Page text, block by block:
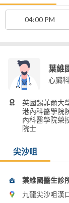
04:00 PM
葉維
心臟
英國錫菲爾大
港內科醫學院
內科醫學院榮
院士
尖沙咀
葉維國醫生診
九龍尖沙咀漢